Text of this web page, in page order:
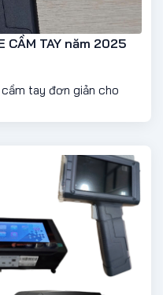
CẦM TAY năm 2025
tay đơn giản cho